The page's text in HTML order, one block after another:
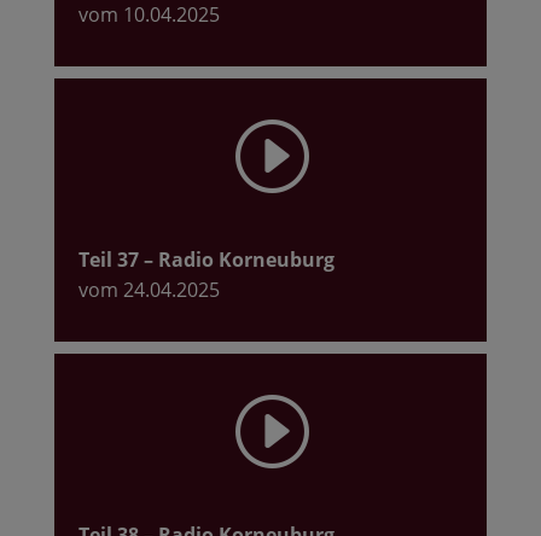
vom 10.04.2025
I
Teil 37– Radio Korneuburg
vom 24.04.2025
I